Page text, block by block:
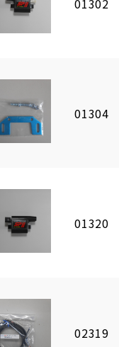
01304
01320
02319